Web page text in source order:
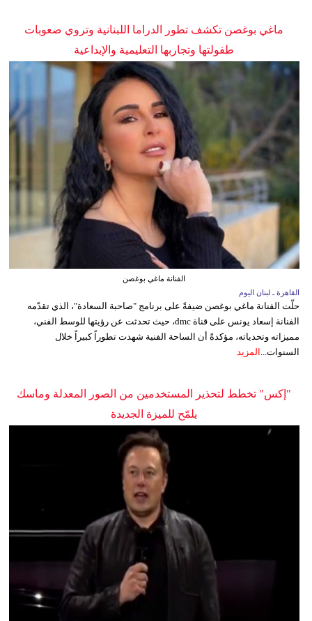
ماغي بوغصن تكشف تطور الدراما اللبنانية وتروي صعوبات
طفولتها وتجاربها التعليمية والإبداعية
الفنانة ماغي بوغصن
القاهرة ـ لبنان اليوم
حلّت الفنانة ماغي بوغصن ضيفةً على برنامج "صاحبة السعادة"، الذي تقدّمه
الفنانة إسعاد يونس على قناة dmc، حيث تحدثت عن رؤيتها للوسط الفني،
مميزاته وتحدياته، مؤكدةً أن الساحة الفنية شهدت تطوراً كبيراً خلال
السنوات... المزيد
"إكس" تخطط لتحذير المستخدمين من الصور المعدلة وماسك
يلمّح للميزة الجديدة